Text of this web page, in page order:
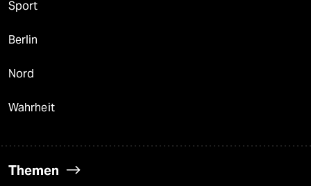
Sport
Berlin
Nord
Wahrheit
Themen